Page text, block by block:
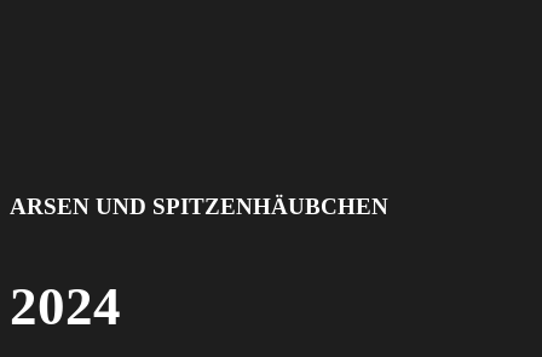
ARSEN UND SPITZENHÄUBCHEN
2024